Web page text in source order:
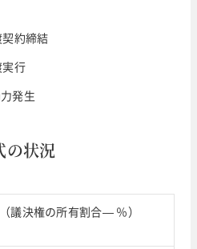
約締結
行
発生
の状況
議決権の所有割合— ％）